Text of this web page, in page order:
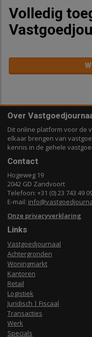
Volledig
Over
Dit online platform voor de
elkaar brengen van
kennis in de gehele
Contact
Hogeweg 19
2042 GD Zandvoort
Telefoon: +31 (0) 23 743 49
E-mail:
Onze privacyverklaring
Links
Vastgoedjournaal
Achtergronden
Woningmarkt
Kantoren
Retail
Logistiek
Juridisch | Fiscaal
Transacties
Werk
Specials